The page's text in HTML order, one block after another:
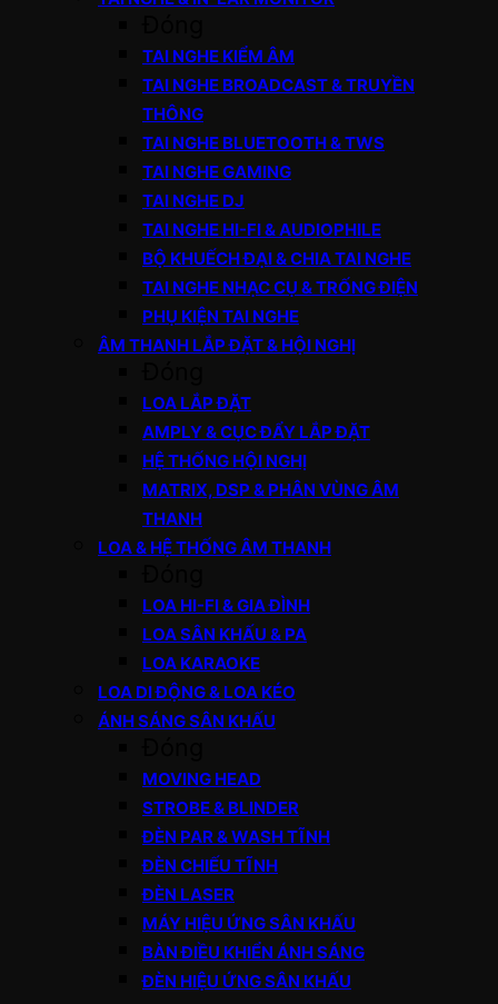
TAI NGHE KIỂM ÂM
TAI NGHE BROADCAST & TRUYỀN
THÔNG
TAI NGHE BLUETOOTH & TWS
TAI NGHE GAMING
TAI NGHE DJ
TAI NGHE HI-FI & AUDIOPHILE
BỘ KHUẾCH ĐẠI & CHIA TAI NGHE
TAI NGHE NHẠC CỤ & TRỐNG ĐIỆN
PHỤ KIỆN TAI NGHE
ÂM THANH LẮP ĐẶT & HỘI NGHỊ
LOA LẮP ĐẶT
AMPLY & CỤC ĐẨY LẮP ĐẶT
HỆ THỐNG HỘI NGHỊ
MATRIX, DSP & PHÂN VÙNG ÂM
THANH
LOA & HỆ THỐNG ÂM THANH
LOA HI-FI & GIA ĐÌNH
LOA SÂN KHẤU & PA
LOA KARAOKE
LOA DI ĐỘNG & LOA KÉO
ÁNH SÁNG SÂN KHẤU
MOVING HEAD
STROBE & BLINDER
ĐÈN PAR & WASH TĨNH
ĐÈN CHIẾU TĨNH
ĐÈN LASER
MÁY HIỆU ỨNG SÂN KHẤU
BÀN ĐIỀU KHIỂN ÁNH SÁNG
ĐÈN HIỆU ỨNG SÂN KHẤU